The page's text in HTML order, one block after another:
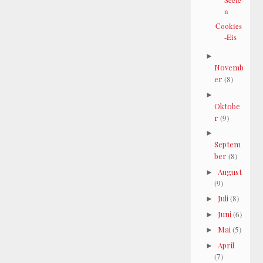
n
Cookies
-Eis
►
Novemb
er(8)
►
Oktobe
r(9)
►
Septem
ber(8)
► August
(9)
► Juli (8)
► Juni (6)
► Mai (5)
► April
(7)